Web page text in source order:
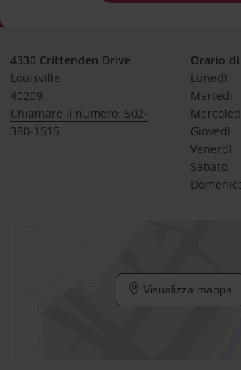
4330 Crittenden Drive
Louisville
40209
Chiamare il numero: 502-
380-1515
Orario
Lunedì
Martedì
Giovedì
Venerdì
Sabato
Visualizza mappa